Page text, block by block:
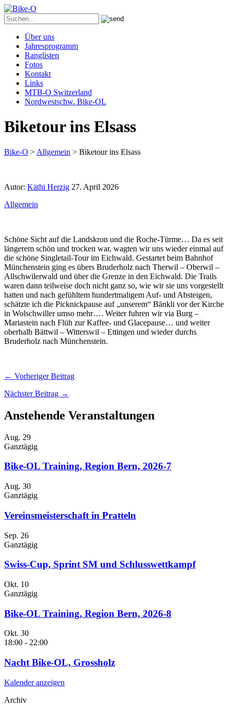
Über uns
Jahresprogramm
Ranglisten
Fotos
Kontakt
Links
MTB-O Switzerland
Nordwestschw. Bike-OL
Biketour ins Elsass
Bike-O > Allgemein > Biketour ins Elsass
Autor: Käthi Herzig 27. April 2026
Allgemein
Schöne Sicht auf die Landskron und die Roche-Türme… Da es seit
längerem schön und trocken war, wagten wir uns wieder einmal auf
die schöne Singletail-Tour im Eichwald. Gestartet beim Bahnhof
Münchenstein ging es übers Bruderholz nach Therwil – Oberwil –
Allschwilerwald und über die Grenze in den Eichwald. Die Trails
waren dann teilweise doch nicht ganz so, wie wir sie uns vorgestellt
hatten und nach gefühltem hundertmaligem Auf- und Absteigen,
schätzte ich die Picknickpause auf „unserem“ Bänkli vor der Kirche
in Wolschwiller umso mehr…. Weiter fuhren wir via Burg –
Mariastein nach Flüh zur Kaffee- und Glacepause… und weiter
oberhalb Bättwil – Witterswil – Ettingen und wieder durchs
Bruderholz nach Münchenstein.
← Vorheriger Beitrag
Nächster Beitrag →
Anstehende Veranstaltungen
Aug. 29
Ganztägig
Bike-OL Training, Region Bern, 2026-7
Aug. 30
Ganztägig
Vereinsmeisterschaft in Pratteln
Sep. 26
Ganztägig
Swiss-Cup, Sprint SM und Schlusswettkampf
Okt. 10
Ganztägig
Bike-OL Training, Region Bern, 2026-8
Okt. 30
18:00 - 22:00
Nacht Bike-OL, Grossholz
Kalender anzeigen
Archiv